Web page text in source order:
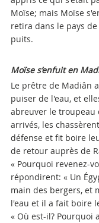
Moïse; mais Moïse
retira dans le pays
puits.
Moïse s’enfuit en
Le prêtre de Madiân
puiser de l'eau, et
abreuver le troupeau
arrivés, les
défense et fit boire
de retour auprès de
« Pourquoi revenez-
répondirent: « Un
main des bergers, et
l'eau et il a fait boire
« Où est-il? Pourquoi